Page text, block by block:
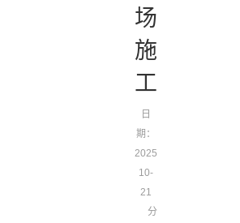
场
施
工
日
期：
2025-
10-
21
分